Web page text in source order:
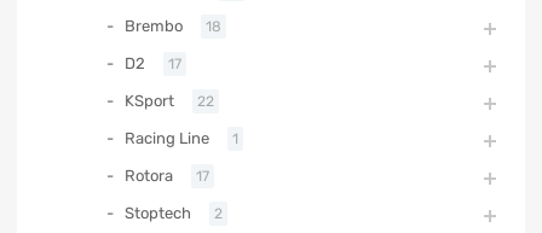
Brembo 18
D2 17
KSport 22
Racing Line 1
Rotora 17
Stoptech 2